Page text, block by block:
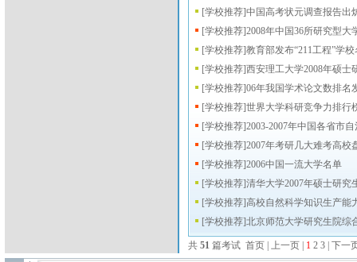
[学校推荐]中国高考状元调查报告出
[学校推荐]2008年中国36所研究型大
[学校推荐]教育部发布“211工程”学
[学校推荐]西安理工大学2008年硕士
[学校推荐]06年我国学术论文数排名
[学校推荐]世界大学科研竞争力排行
[学校推荐]2003-2007年中国各省市
[学校推荐]2007年考研几大难考高校
[学校推荐]2006中国一流大学名单
[学校推荐]清华大学2007年硕士研究
[学校推荐]高校自然科学知识生产能
[学校推荐]北京师范大学研究生院综
共 51 篇考试 首页 | 上一页 | 1 2 3 下一